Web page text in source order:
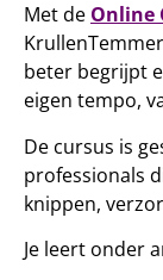
Met de Online
beter begrijpt
eigen tempo,
De cursus is
professionals
knippen,
Je leert onder